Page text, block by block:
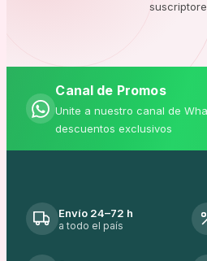
Canal de Promos
Unite a nuestro canal de
descuentos exclusivos
Envío 24–72 h
a todo el país